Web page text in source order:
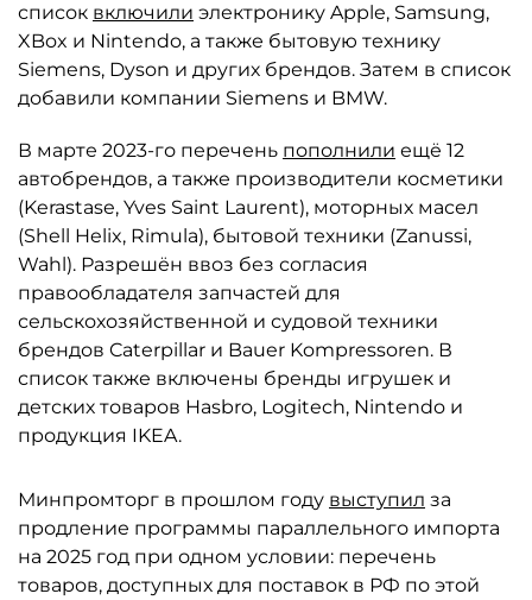
список включили электронику Apple, Samsung,
XBox и Nintendo, а также бытовую технику
Siemens, Dyson и других брендов. Затем в список
добавили компании Siemens и BMW.
В марте 2023-го перечень пополнили ещё 12
автобрендов, а также производители косметики
(Kerastase, Yves Saint Laurent), моторных масел
(Shell Helix, Rimula), бытовой техники (Zanussi,
Wahl). Разрешён ввоз без согласия
правообладателя запчастей для
сельскохозяйственной и судовой техники
брендов Caterpillar и Bauer Kompressoren. В
список также включены бренды игрушек и
детских товаров Hasbro, Logitech, Nintendo и
продукция IKEA.
Минпромторг в прошлом году выступил за
продление программы параллельного импорта
на 2025 год при одном условии: перечень
товаров, доступных для поставок в РФ по этой